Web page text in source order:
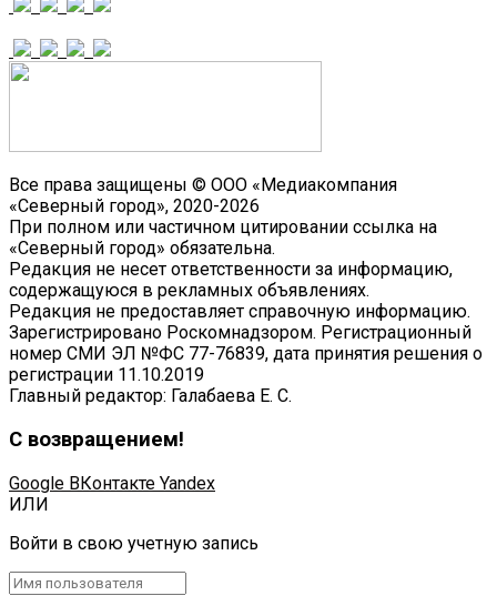
Все права защищены © ООО «Медиакомпания
«Северный город», 2020-2026
При полном или частичном цитировании ссылка на
«Северный город» обязательна.
Редакция не несет ответственности за информацию,
содержащуюся в рекламных объявлениях.
Редакция не предоставляет справочную информацию.
Зарегистрировано Роскомнадзором. Регистрационный
номер СМИ ЭЛ №ФС 77-76839, дата принятия решения о
регистрации 11.10.2019
Главный редактор: Галабаева Е. С.
С возвращением!
Google ВКонтакте Yandex
ИЛИ
Войти в свою учетную запись